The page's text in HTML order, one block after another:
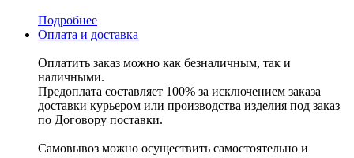
Подробнее
Оплата и доставка
Оплатить заказ можно как безналичным, так и
наличными.
Предоплата составляет 100% за исключением заказа
доставки курьером или производства изделия под заказ
по Договору поставки.
Самовывоз можно осуществить самостоятельно и